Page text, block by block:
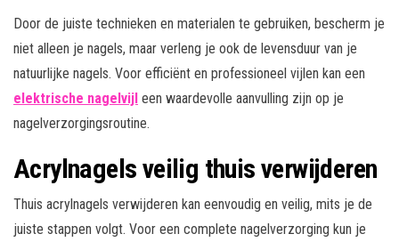
Door de juiste technieken en materialen te gebruiken, bescherm je
niet alleen je nagels, maar verleng je ook de levensduur van je
natuurlijke nagels. Voor efficiënt en professioneel vijlen kan een
elektrische nagelvijl een waardevolle aanvulling zijn op je
nagelverzorgingsroutine.
Acrylnagels veilig thuis verwijderen
Thuis acrylnagels verwijderen kan eenvoudig en veilig, mits je de
juiste stappen volgt. Voor een complete nagelverzorging kun je